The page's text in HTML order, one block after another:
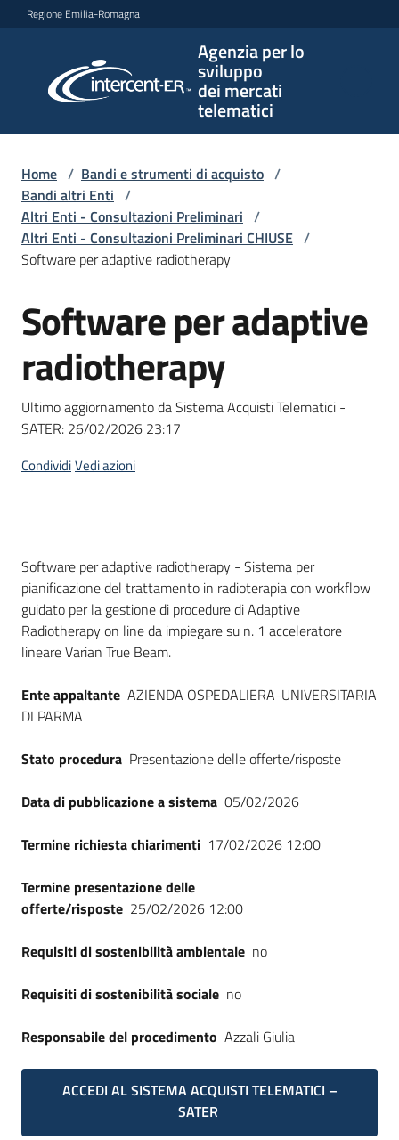
Vai al contenuto
Vai alla navigazione
Vai al footer
Regione Emilia-Romagna
Agenzia per lo
sviluppo
dei mercati
telematici
per lo
sviluppo
telematici
L'Agenzia
Bandi
strumenti
acquisto
telematiche
English
Seguici
Home / Bandi e strumenti di acquisto /
Bandi altri Enti /
Altri Enti - Consultazioni Preliminari /
Altri Enti - Consultazioni Preliminari CHIUSE /
Software per adaptive radiotherapy
Salta al contenuto
Software per adaptive
radiotherapy
Ultimo aggiornamento da Sistema Acquisti Telematici -
SATER: 26/02/2026 23:17
CondividiVedi azioni
Dati del bando
Software per adaptive radiotherapy - Sistema per
pianificazione del trattamento in radioterapia con workflow
guidato per la gestione di procedure di Adaptive
Radiotherapy on line da impiegare su n. 1 acceleratore
lineare Varian True Beam.
Ente appaltante AZIENDA OSPEDALIERA-UNIVERSITARIA
DI PARMA
Stato procedura Presentazione delle offerte/risposte
Data di pubblicazione a sistema 05/02/2026
Termine richiesta chiarimenti 17/02/2026 12:00
Termine presentazione delle
offerte/risposte 25/02/2026 12:00
Requisiti di sostenibilità ambientale no
Requisiti di sostenibilità sociale no
Responsabile del procedimento Azzali Giulia
ACCEDI AL SISTEMA ACQUISTI TELEMATICI –
SATER